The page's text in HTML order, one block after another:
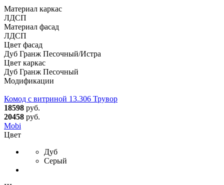
Материал каркас
ЛДСП
Материал фасад
ЛДСП
Цвет фасад
Дуб Гранж Песочный/Истра
Цвет каркас
Дуб Гранж Песочный
Модификации
Комод с витриной 13.306 Трувор
18598 руб.
20458 руб.
Mobi
Цвет
Дуб
Серый